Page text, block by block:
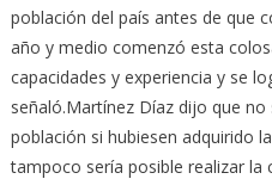
población del país antes de que
año y medio comenzó esta
capacidades y experiencia y se
señaló.Martínez Díaz dijo que no
población si hubiesen adquirido
tampoco sería posible realizar la